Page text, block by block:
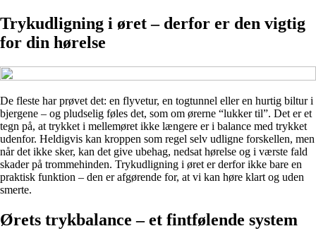
Trykudligning i øret – derfor er den vigtig
for din hørelse
De fleste har prøvet det: en flyvetur, en togtunnel eller en hurtig biltur i
bjergene – og pludselig føles det, som om ørerne “lukker til”. Det er et
tegn på, at trykket i mellemøret ikke længere er i balance med trykket
udenfor. Heldigvis kan kroppen som regel selv udligne forskellen, men
når det ikke sker, kan det give ubehag, nedsat hørelse og i værste fald
skader på trommehinden. Trykudligning i øret er derfor ikke bare en
praktisk funktion – den er afgørende for, at vi kan høre klart og uden
smerte.
Ørets trykbalance – et fintfølende system